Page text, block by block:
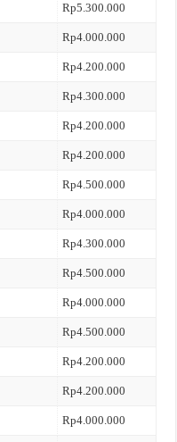
Rp5.300.000
Rp4.000.000
Rp4.200.000
Rp4.300.000
Rp4.200.000
Rp4.200.000
Rp4.500.000
Rp4.000.000
Rp4.300.000
Rp4.500.000
Rp4.000.000
Rp4.500.000
Rp4.200.000
Rp4.200.000
Rp4.000.000